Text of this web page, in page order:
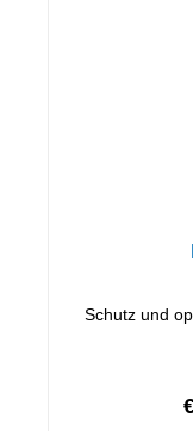
Schutz und